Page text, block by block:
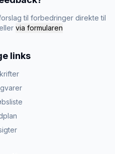
til forbedringer direkte til
via formularen
links